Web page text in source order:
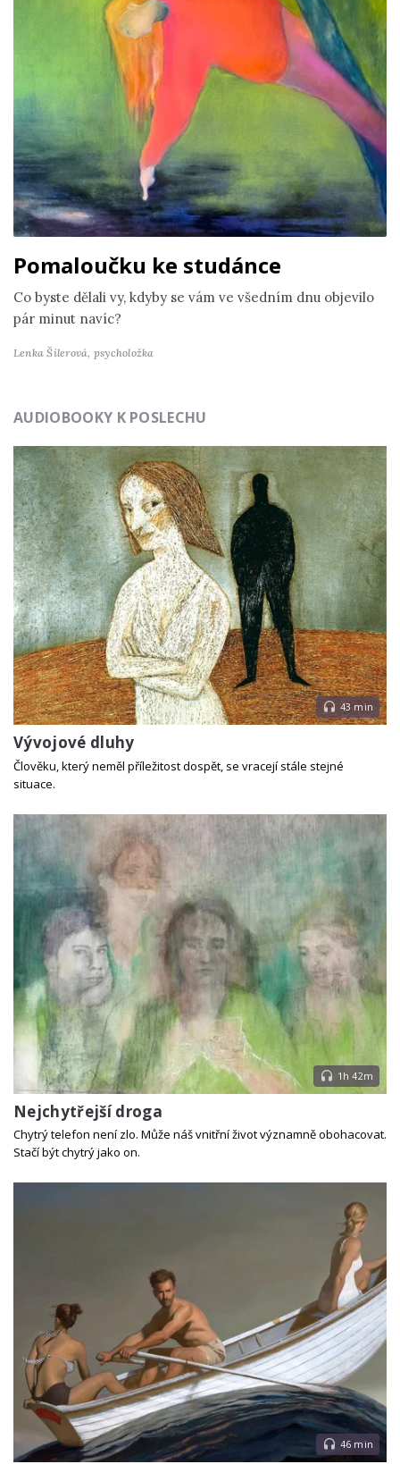
Pomaloučku ke studánce
Co byste dělali vy, kdyby se vám ve všedním dnu objevilo
pár minut navíc?
Lenka Šilerová, psycholožka
AUDIOBOOKY K POSLECHU
43 min
Vývojové dluhy
Člověku, který neměl příležitost dospět, se vracejí stále stejné
situace.
1h 42m
Nejchytřejší droga
Chytrý telefon není zlo. Může náš vnitřní život významně obohacovat.
Stačí být chytrý jako on.
46 min